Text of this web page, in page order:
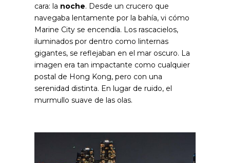
cara: la noche. Desde un crucero que
navegaba lentamente por la bahía, vi cómo
Marine City se encendía. Los rascacielos,
iluminados por dentro como linternas
gigantes, se reflejaban en el mar oscuro. La
imagen era tan impactante como cualquier
postal de Hong Kong, pero con una
serenidad distinta. En lugar de ruido, el
murmullo suave de las olas.